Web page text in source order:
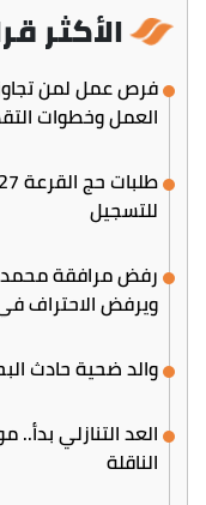
الأكثر
العمل وخطوات
للتسجيل
رفض مرافقة محمد
ويرفض الاحتراف
والد ضحية حادث
العد التنازلي
الناقلة